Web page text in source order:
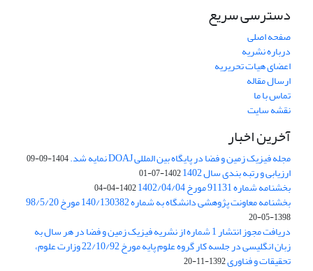
دسترسی سریع
صفحه اصلی
درباره نشریه
اعضای هیات تحریریه
ارسال مقاله
تماس با ما
نقشه سایت
آخرین اخبار
مجله فیزیک زمین و فضا در پایگاه بین المللی DOAJ نمایه شد. 1404-09-09
ارزیابی و رتبه بندی سال 1402 1402-07-01
بخشنامه شماره 91131 مورخ 1402/04/04 1402-04-04
بخشنامه معاونت پژوهشی دانشگاه به شماره 140/130382 مورخ 98/5/20
1398-05-20
دریافت مجوز انتشار 1 شماره از نشریه فیزیک زمین و فضا در هر سال به
زبان انگلیسی در جلسه کار گروه علوم پایه مورخ 22/10/92 وزارت علوم،
تحقیقات و فناوری1392-11-20